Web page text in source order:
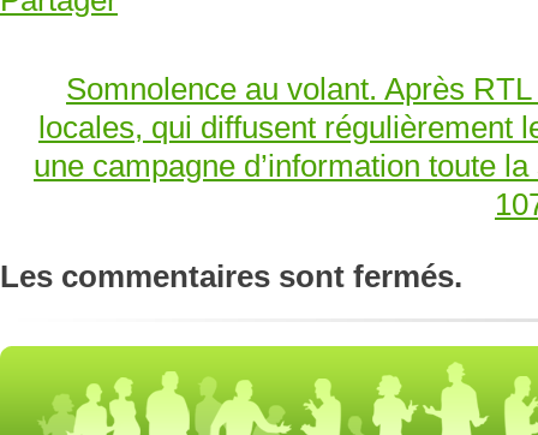
Somnolence au volant. Après
locales, qui diffusent régulièrement
une campagne d’information toute
Les commentaires sont fermés.